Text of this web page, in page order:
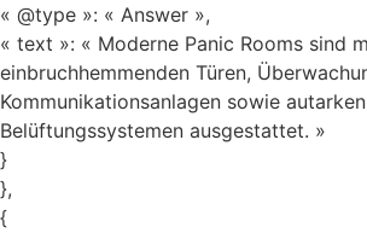
« @type »: « Answer »,
« text »: « Moderne Panic Rooms sind
einbruchhemmenden Türen,
Kommunikationsanlagen sowie
Belüftungssystemen ausgestattet. »
}
},
{